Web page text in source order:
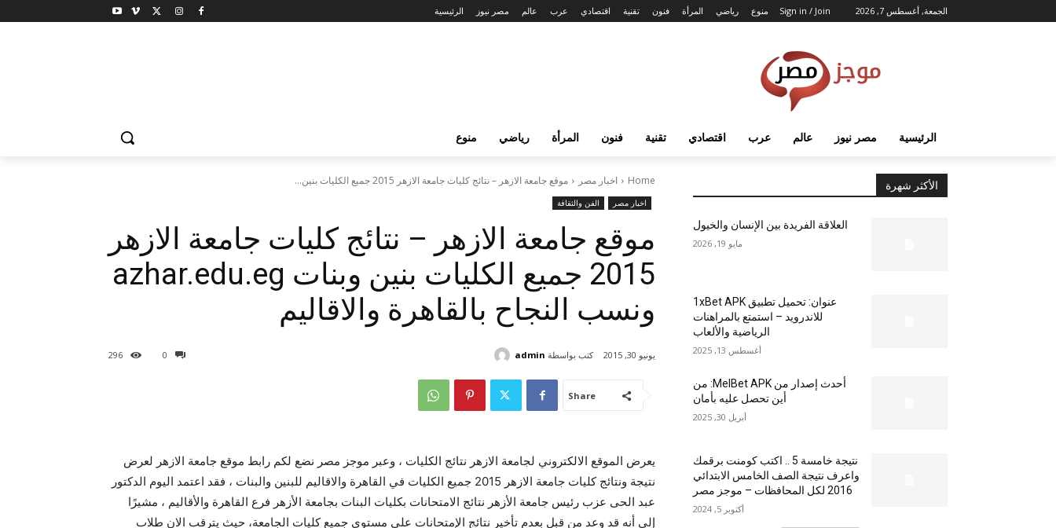
الجمعة, أغسطس 7, 2026 Sign in / Join الرئيسية مصر نيوز عالم عرب اقتصادي تقنية فنون المرأة رياضي منوع
الرئيسية مصر نيوز عالم عرب اقتصادي تقنية فنون المرأة رياضي منوع
Home اخبار مصر موقع جامعة الازهر – نتائج كليات جامعة الازهر 2015 جميع الكليات بنين...
اخبار مصر الفن والثقافة
موقع جامعة الازهر – نتائج كليات جامعة الازهر
2015 جميع الكليات بنين وبنات azhar.edu.eg
ونسب النجاح بالقاهرة والاقاليم
0
296 يونيو 30, 2015 كتب بواسطة admin
Share
يعرض الموقع الالكتروني لجامعة الازهر نتائج الكليات ، وعبر موجز مصر نضع لكم رابط موقع جامعة الازهر لعرض
نتيجة ونتائج كليات جامعة الازهر 2015 جميع الكليات في القاهرة والاقاليم للبنين والبنات ، فقد اعتمد اليوم الدكتور
عبد الحى عزب رئيس جامعة الأزهر نتائج الامتحانات بكليات البنات بجامعة الأزهر فرع القاهرة والأقاليم ، مشيرًا
إلى أنه قد وعد من قبل بعدم تأخير نتائج الإمتحانات على مستوى جميع كليات الجامعة، حيث يترقب الان طلاب
الأكثر شهرة
العلاقة الفريدة بين الإنسان والخيول
مايو 19, 2026
عنوان: تحميل تطبيق 1xBet APK
للاندرويد – استمتع بالمراهنات
الرياضية والألعاب
أغسطس 13, 2025
أحدث إصدار من MelBet APK: من
أين تحصل عليه بأمان
أبريل 30, 2025
نتيجة خامسة 5 .. اكتب كومنت برقمك
واعرف نتيجة الصف الخامس الابتدائي
2016 لكل المحافظات – موجز مصر
أكتوبر 5, 2024